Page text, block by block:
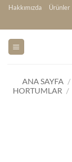
İçeriğe
Hakkımızda Ürünler
ANA SAYFA /
HORTUMLAR /